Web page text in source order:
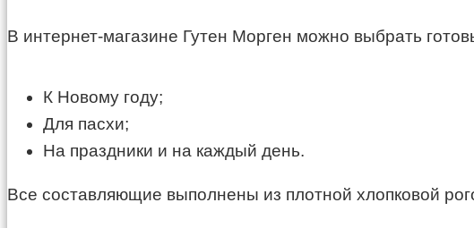
В интернет-магазине Гутен Морген можно выбрать
К Новому году;
Для пасхи;
На праздники и на каждый день.
Все составляющие выполнены из плотной хлопковой